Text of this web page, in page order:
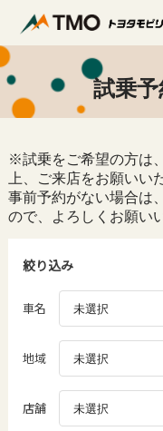
>お問い合わせ> 試乗予約：カ
試乗
※試乗をご希望の方は
上、ご来店をお願いい
事前予約がない場合は
ので、よろしくお願い